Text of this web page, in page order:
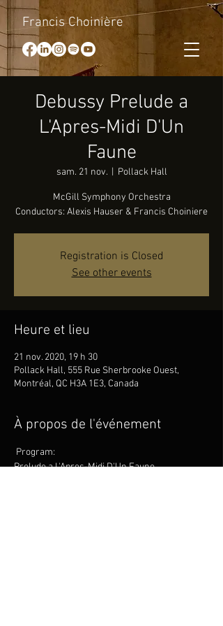
Francis Choinière
Debussy Prelude a
L'Apres-Midi D'Un
Faune
sam. 21 nov.
  |
Pollack Hall
McGill Symphony Orchestra
Conductors: Alexis Hauser & Francis Choiniere
Registration is Closed
See other events
Heure et lieu
21 nov. 2020, 19 h 30
Pollack Hall, 555 Rue Sherbrooke Ouest,
Montréal, QC H3A 1E3, Canada
À propos de l'événement
Program:
Prelude a L'Apres-Midi D'Un Faune